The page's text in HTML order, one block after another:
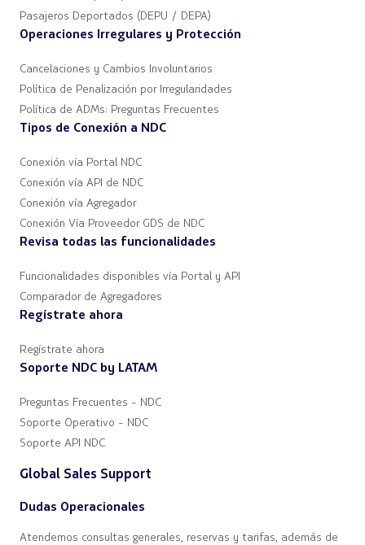
Pasajeros Deportados (DEPU / DEPA)
Operaciones Irregulares y Protección
Cancelaciones y Cambios Involuntarios
Política de Penalización por Irregularidades
Política de ADMs: Preguntas Frecuentes
Tipos de Conexión a NDC
Conexión vía Portal NDC
Conexión vía API de NDC
Conexión vía Agregador
Conexión Vía Proveedor GDS de NDC
Revisa todas las funcionalidades
Funcionalidades disponibles vía Portal y API
Comparador de Agregadores
Regístrate ahora
Regístrate ahora
Soporte NDC by LATAM
Preguntas Frecuentes - NDC
Soporte Operativo - NDC
Soporte API NDC
Global Sales Support
Dudas Operacionales
Atendemos consultas generales, reservas y tarifas, además de